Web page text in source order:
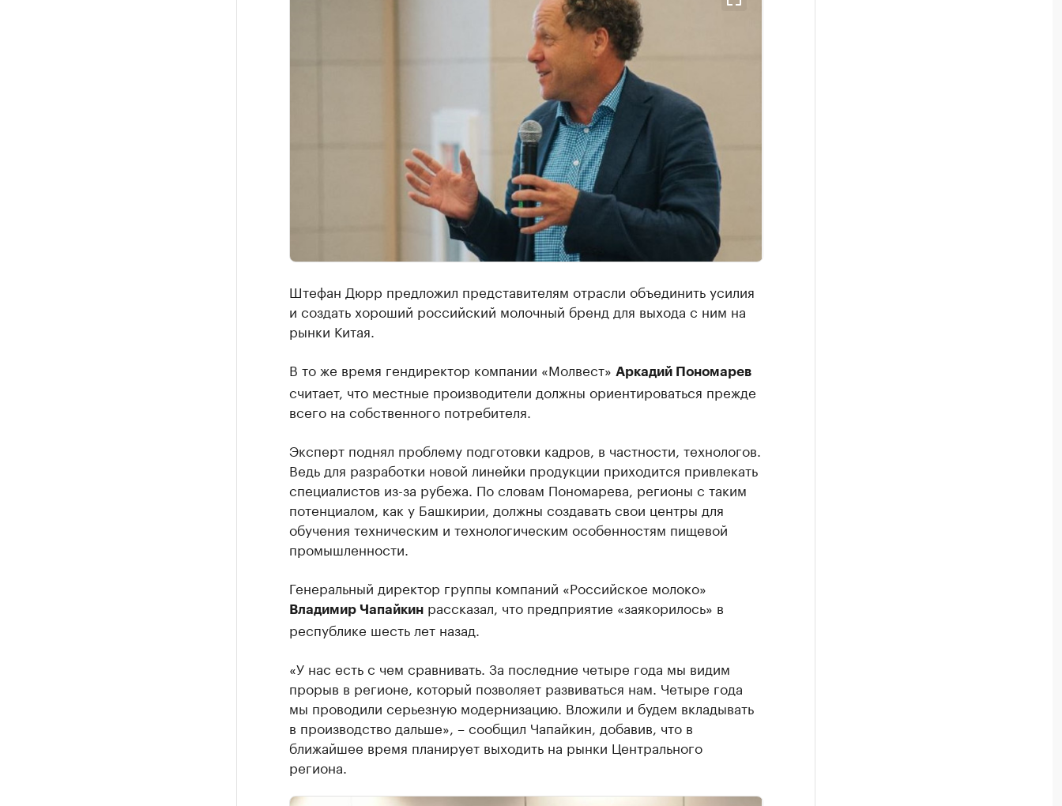
Штефан Дюрр предложил представителям отрасли объединить усилия
и создать хороший российский молочный бренд для выхода с ним на
рынки Китая.
В то же время гендиректор компании «Молвест» Аркадий Пономарев
считает, что местные производители должны ориентироваться прежде
всего на собственного потребителя.
Эксперт поднял проблему подготовки кадров, в частности, технологов.
Ведь для разработки новой линейки продукции приходится привлекать
специалистов из-за рубежа. По словам Пономарева, регионы с таким
потенциалом, как у Башкирии, должны создавать свои центры для
обучения техническим и технологическим особенностям пищевой
промышленности.
Генеральный директор группы компаний «Российское молоко»
Владимир Чапайкинрассказал, что предприятие «заякорилось» в
республике шесть лет назад.
«У нас есть с чем сравнивать. За последние четыре года мы видим
прорыв в регионе, который позволяет развиваться нам. Четыре года
мы проводили серьезную модернизацию. Вложили и будем вкладывать
в производство дальше», – сообщил Чапайкин, добавив, что в
ближайшее время планирует выходить на рынки Центрального
региона.